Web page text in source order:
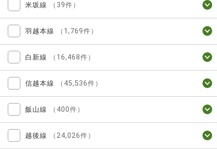
米坂線 （39件）
羽越本線 （1,769件）
白新線 （16,468件）
信越本線 （45,536件）
飯山線 （400件）
越後線 （24,026件）